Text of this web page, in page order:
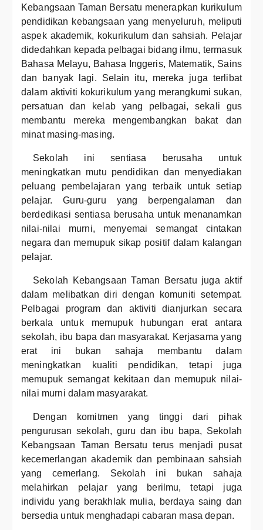
Kebangsaan Taman Bersatu menerapkan kurikulum
pendidikan kebangsaan yang menyeluruh, meliputi
aspek akademik, kokurikulum dan sahsiah. Pelajar
didedahkan kepada pelbagai bidang ilmu, termasuk
Bahasa Melayu, Bahasa Inggeris, Matematik, Sains
dan banyak lagi. Selain itu, mereka juga terlibat
dalam aktiviti kokurikulum yang merangkumi sukan,
persatuan dan kelab yang pelbagai, sekali gus
membantu mereka mengembangkan bakat dan
minat masing-masing.
Sekolah ini sentiasa berusaha untuk
meningkatkan mutu pendidikan dan menyediakan
peluang pembelajaran yang terbaik untuk setiap
pelajar. Guru-guru yang berpengalaman dan
berdedikasi sentiasa berusaha untuk menanamkan
nilai-nilai murni, menyemai semangat cintakan
negara dan memupuk sikap positif dalam kalangan
pelajar.
Sekolah Kebangsaan Taman Bersatu juga aktif
dalam melibatkan diri dengan komuniti setempat.
Pelbagai program dan aktiviti dianjurkan secara
berkala untuk memupuk hubungan erat antara
sekolah, ibu bapa dan masyarakat. Kerjasama yang
erat ini bukan sahaja membantu dalam
meningkatkan kualiti pendidikan, tetapi juga
memupuk semangat kekitaan dan memupuk nilai-
nilai murni dalam masyarakat.
Dengan komitmen yang tinggi dari pihak
pengurusan sekolah, guru dan ibu bapa, Sekolah
Kebangsaan Taman Bersatu terus menjadi pusat
kecemerlangan akademik dan pembinaan sahsiah
yang cemerlang. Sekolah ini bukan sahaja
melahirkan pelajar yang berilmu, tetapi juga
individu yang berakhlak mulia, berdaya saing dan
bersedia untuk menghadapi cabaran masa depan.